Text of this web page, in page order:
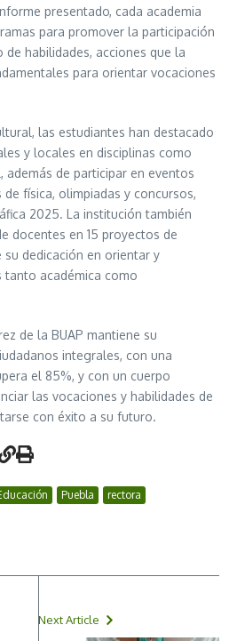
presentado, cada academia
para promover la participación
habilidades, acciones que la
para orientar vocaciones
las estudiantes han destacado
y locales en disciplinas como
además de participar en eventos
física, olimpiadas y concursos,
2025. La institución también
docentes en 15 proyectos de
su dedicación en orientar y
tanto académica como
de la BUAP mantiene su
integrales, con una
el 85%, y con un cuerpo
las vocaciones y habilidades de
con éxito a su futuro.
Puebla
rectora
Next Article